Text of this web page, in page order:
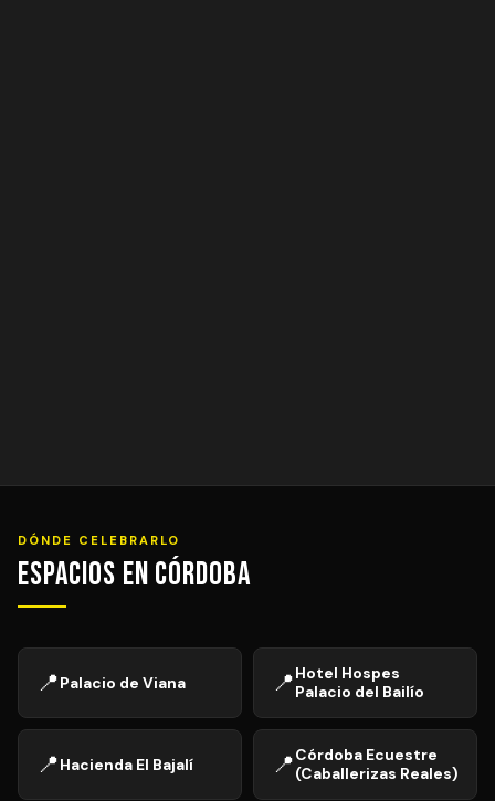
DÓNDE CELEBRARLO
Espacios en Córdoba
📍Palacio de Viana 📍Hotel Hospes
Palacio del Bailío
📍Hacienda El Bajalí 📍Córdoba Ecuestre
(Caballerizas Reales)